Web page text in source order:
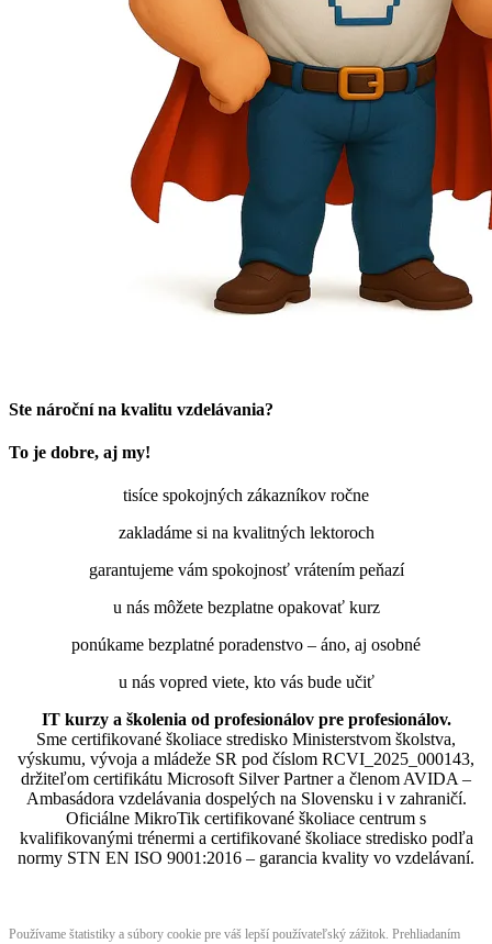
Ste nároční na kvalitu vzdelávania?
To je dobre, aj my!
tisíce spokojných zákazníkov ročne
zakladáme si na kvalitných lektoroch
garantujeme vám spokojnosť vrátením peňazí
u nás môžete bezplatne opakovať kurz
ponúkame bezplatné poradenstvo – áno, aj osobné
u nás vopred viete, kto vás bude učiť
IT kurzy a školenia od profesionálov pre profesionálov.
Sme certifikované školiace stredisko Ministerstvom školstva,
výskumu, vývoja a mládeže SR pod číslom RCVI_2025_000143,
držiteľom certifikátu Microsoft Silver Partner a členom AVIDA –
Ambasádora vzdelávania dospelých na Slovensku i v zahraničí.​​​​​​​​​​​​​​​​
Oficiálne MikroTik certifikované školiace centrum s
kvalifikovanými trénermi ​​​​​​​​​​a certifikované školiace stredisko podľa
normy STN EN ISO 9001:2016 – garancia kvality vo vzdelávaní.
Používame štatistiky a súbory cookie pre váš lepší používateľský zážitok. Prehliadaním